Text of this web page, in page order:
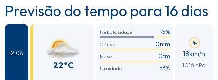
Previsão do tempo para 16 dias
12.08
22°C
Nebulosidade 75%
Chuva 0mm
Neve 0cm
Umidade 53%
18km/h
1016 hPa